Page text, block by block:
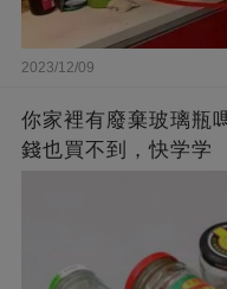
2023/12/09
你家裡有廢棄玻璃瓶
錢也買不到，快学学